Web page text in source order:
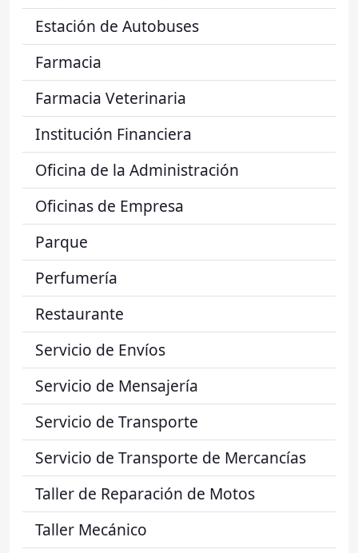
Estación de Autobuses
Farmacia
Farmacia Veterinaria
Institución Financiera
Oficina de la Administración
Oficinas de Empresa
Parque
Perfumería
Restaurante
Servicio de Envíos
Servicio de Mensajería
Servicio de Transporte
Servicio de Transporte de Mercancías
Taller de Reparación de Motos
Taller Mecánico